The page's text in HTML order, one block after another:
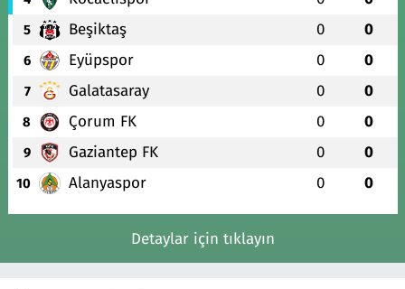
5 Beşiktaş 0 0
6 Eyüpspor 0 0
7 Galatasaray 0 0
8 Çorum FK 0 0
9 Gaziantep FK 0 0
10 Alanyaspor 0 0
Detaylar için tıklayın